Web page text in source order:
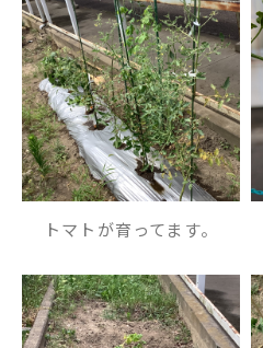
トマトが育ってます。